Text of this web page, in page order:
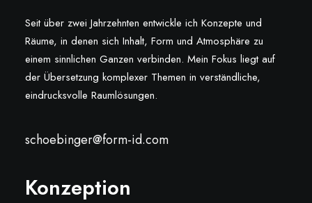
Seit über zwei Jahrzehnten entwickle ich Konzepte und
Räume, in denen sich Inhalt, Form und Atmosphäre zu
einem sinnlichen Ganzen verbinden. Mein Fokus liegt auf
der Übersetzung komplexer Themen in verständliche,
eindrucksvolle Raumlösungen.
schoebinger@form-id.com
Konzeption